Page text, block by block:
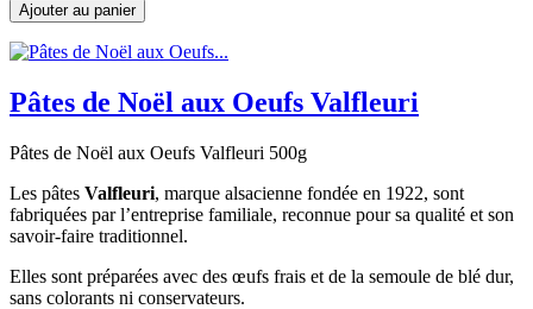
Ajouter au panier
Pâtes de Noël aux Oeufs Valfleuri
Pâtes de Noël aux Oeufs Valfleuri 500g
Les pâtes Valfleuri, marque alsacienne fondée en 1922, sont
fabriquées par l’entreprise familiale, reconnue pour sa qualité et son
savoir-faire traditionnel.
Elles sont préparées avec des œufs frais et de la semoule de blé dur,
sans colorants ni conservateurs.